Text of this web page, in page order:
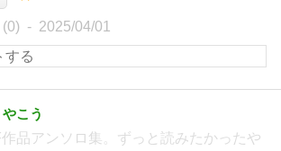
2025/04/01
こう
作品アンソロ集。ずっと読みたかったや